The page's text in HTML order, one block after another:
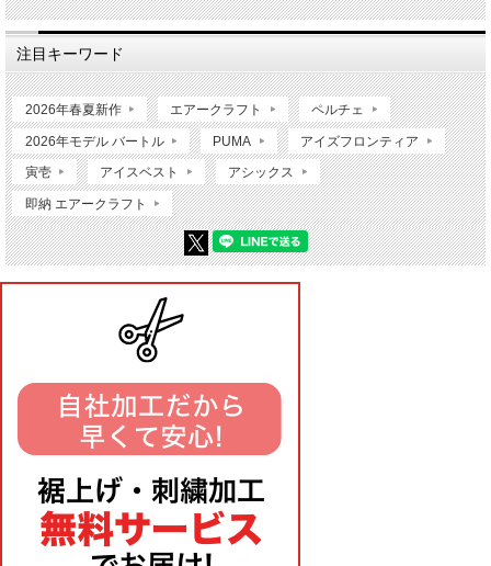
注目キーワード
2026年春夏新作 エアークラフト ペルチェ
2026年モデル バートル PUMA アイズフロンティア
寅壱 アイスベスト アシックス
即納 エアークラフト